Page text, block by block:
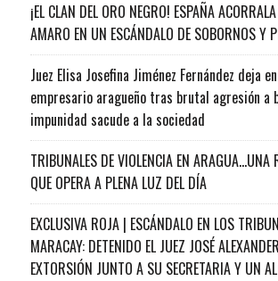
¡EL CLAN DEL ORO NEGRO! ESPAÑA
AMARO EN UN ESCÁNDALO DE SOBORNOS Y
Juez Elisa Josefina Jiménez Fernández deja
empresario aragueño tras brutal agresión a
impunidad sacude a la sociedad
TRIBUNALES DE VIOLENCIA EN ARAGUA…UNA
QUE OPERA A PLENA LUZ DEL DÍA
EXCLUSIVA ROJA | ESCÁNDALO EN LOS
MARACAY: DETENIDO EL JUEZ JOSÉ
EXTORSIÓN JUNTO A SU SECRETARIA Y UN